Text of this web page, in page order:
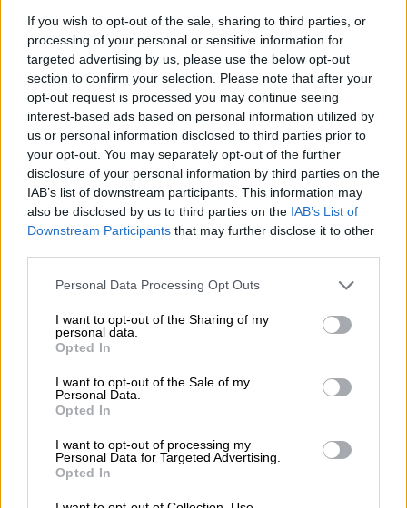
If you wish to opt-out of the sale, sharing to third parties, or
processing of your personal or sensitive information for
targeted advertising by us, please use the below opt-out
section to confirm your selection. Please note that after your
opt-out request is processed you may continue seeing
interest-based ads based on personal information utilized by
us or personal information disclosed to third parties prior to
your opt-out. You may separately opt-out of the further
disclosure of your personal information by third parties on the
IAB’s list of downstream participants. This information may
also be disclosed by us to third parties on the IAB’s List of
Downstream Participants that may further disclose it to other
Please note that this website/app uses one or more Google
not limited to your visit or usage behaviour. You may click to
grant or deny consent to Google and its third-party tags to
use your data for below specified purposes in below Google
consent section.
Personal Data Processing Opt Outs
I want to opt-out of the Sharing of my
personal data.
Opted In
I want to opt-out of the Sale of my
Personal Data.
Opted In
I want to opt-out of processing my
Personal Data for Targeted Advertising.
Opted In
Μουσική|27.07.2026 18:50
συναυλίες στην Αθήνα - Βρεθήκαμε εκεί
και σας μεταφέρουμε όσα ζήσαμε
Με τον Αύγουστο να είναι αφιερωμένος
στις καλοκαιρινές διακοπές, το συναυλιακό